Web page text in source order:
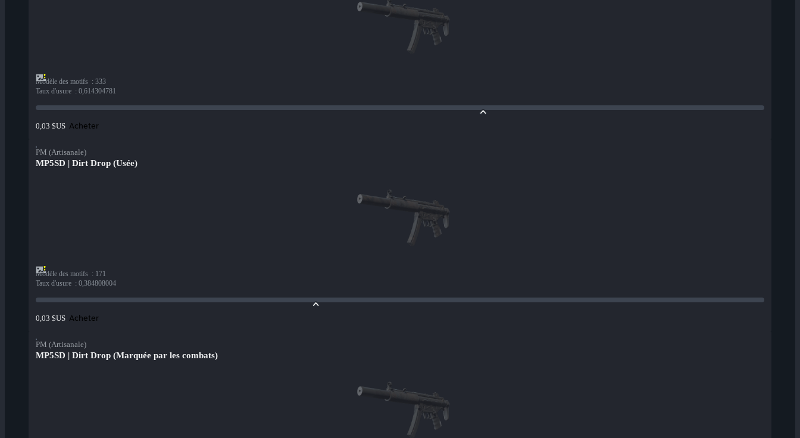
Modèle des motifs : 333
Taux d'usure : 0,614304781
0,03 $US Acheter
PM (Artisanale)
MP5SD | Dirt Drop (Usée)
Modèle des motifs : 171
Taux d'usure : 0,384808004
0,03 $US Acheter
PM (Artisanale)
MP5SD | Dirt Drop (Marquée par les combats)